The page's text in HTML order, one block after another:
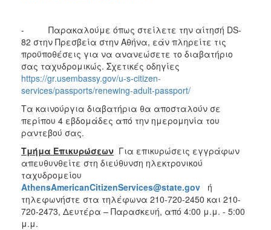
- Παρακαλούμε όπως στείλετε την αίτησή DS-
82 στην Πρεσβεία στην Αθήνα, εάν πληρείτε τις
προϋποθέσεις για να ανανεώσετε το διαβατήριο
σας ταχυδρομικώς. Σχετικές οδηγίες
https://gr.usembassy.gov/u-s-citizen-
services/passports/renewing-adult-passport/
Τα καινούργια διαβατήρια θα αποσταλούν σε
περίπου 4 εβδομάδες από την ημερομηνία του
ραντεβού σας.
Τμήμα Επικυρώσεων Για επικυρώσεις εγγράφων
απευθυνθείτε στη διεύθυνση ηλεκτρονικού
ταχυδρομείου
AthensAmericanCitizenServices@state.gov ή
τηλεφωνήστε στα τηλέφωνα 210-720-2450 και 210-
720-2473, Δευτέρα – Παρασκευή, από 4:00 μ.μ. - 5:00
μ.μ.